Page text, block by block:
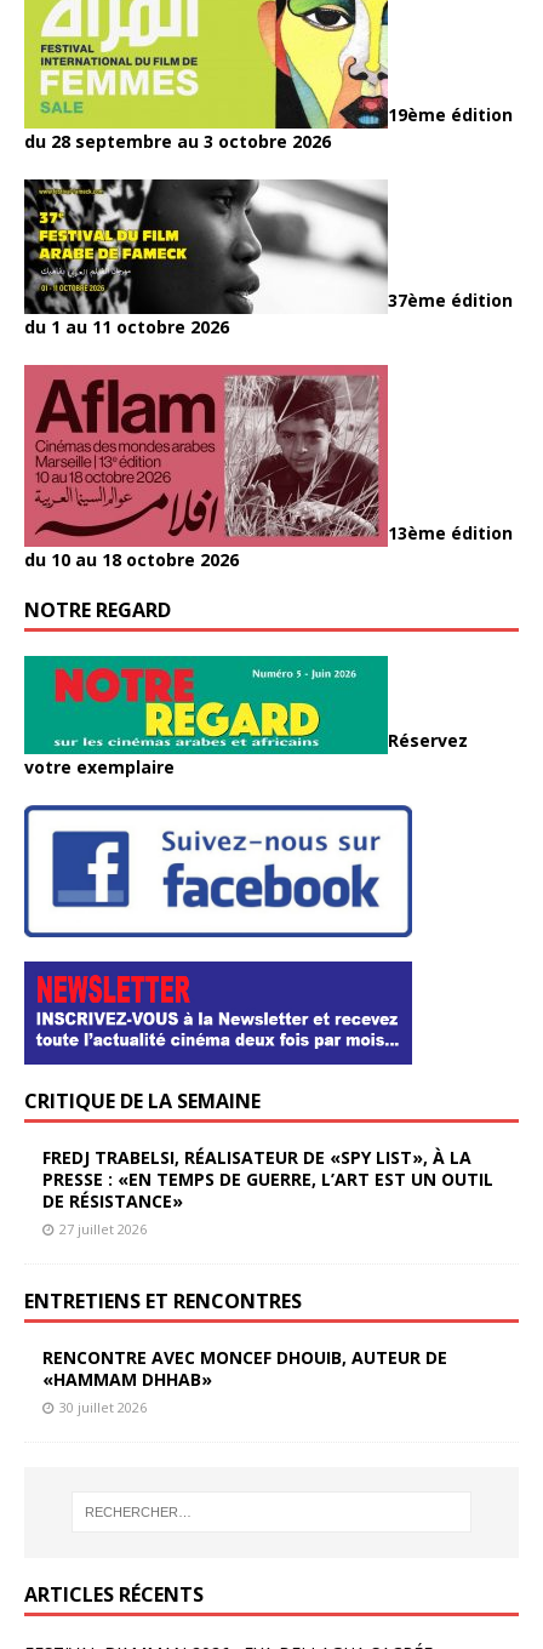
19ème édition
du 28 septembre au 3 octobre 2026
37ème édition
du 1 au 11 octobre 2026
13ème édition
du 10 au 18 octobre 2026
NOTRE REGARD
Réservez
votre exemplaire
CRITIQUE DE LA SEMAINE
FREDJ TRABELSI, RÉALISATEUR DE «SPY LIST», À LA
PRESSE : «EN TEMPS DE GUERRE, L’ART EST UN OUTIL
DE RÉSISTANCE»
27 juillet 2026
ENTRETIENS ET RENCONTRES
RENCONTRE AVEC MONCEF DHOUIB, AUTEUR DE
«HAMMAM DHHAB»
30 juillet 2026
ARTICLES RÉCENTS